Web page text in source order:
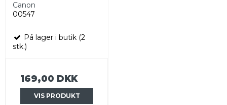
Canon
00547
På lager i butik (2
stk.)
169,00 DKK
VIS PRODUKT